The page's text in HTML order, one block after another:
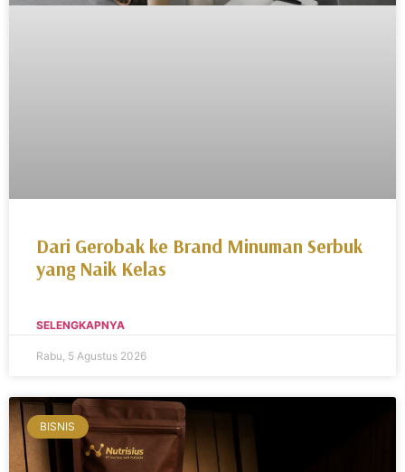
Dari Gerobak ke Brand Minuman Serbuk
yang Naik Kelas
SELENGKAPNYA
Rabu, 5 Agustus 2026
BISNIS